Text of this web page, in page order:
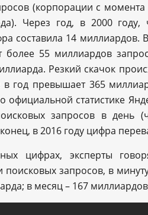
(корпорации с
Через год, в 2000 году,
составила 14 миллиардов.
более 55 миллиардов
Резкий скачок
год превышает 365
официальной статистике
запросов в день
в 2016 году цифра
цифрах, эксперты
поисковых запросов, в
в месяц – 167